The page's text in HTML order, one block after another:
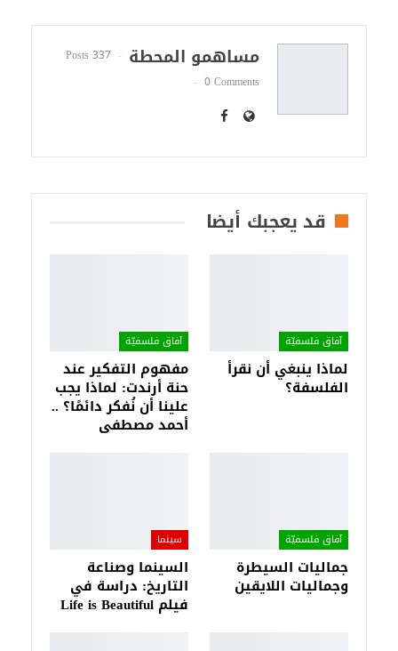
مساهمو المحطة
337 Posts
0 Comments
قد يعجبك أيضا
آفاق فلسفيّة‎
لماذا ينبغي أن نقرأ
الفلسفة؟
آفاق فلسفيّة‎
مفهوم التفكير عند
حنة أرندت: لماذا يجب
علينا أن نُفكر دائمًا؟ ..
أحمد مصطفى
آفاق فلسفيّة‎
جماليات السيطرة
وجماليات اللايقين
سينما
السينما وصناعة
التاريخ: دراسة في
فيلم Life is Beautiful